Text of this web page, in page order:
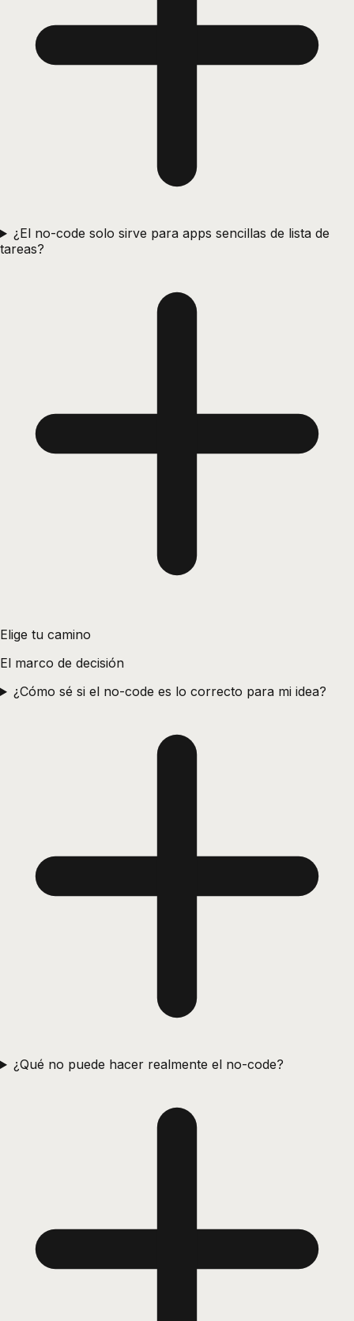
¿El no-code solo sirve para apps sencillas de lista de
tareas?
Elige tu camino
El marco de decisión
¿Cómo sé si el no-code es lo correcto para mi idea?
¿Qué no puede hacer realmente el no-code?